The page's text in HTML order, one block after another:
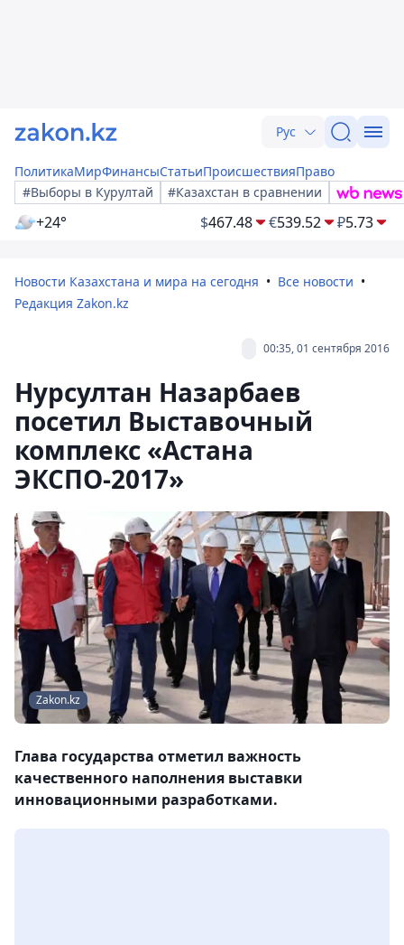
Рус
ПолитикаМирФинансыСтатьиПроисшествияПраво
#Выборы в Курултай
#Казахстан в сравнении
+24° $467.48 €539.52 ₽5.73
Новости Казахстана и мира на сегодня
Все новости
Редакция Zakon.kz
00:35, 01 сентября 2016
Нурсултан Назарбаев
посетил Выставочный
комплекс «Астана
ЭКСПО-2017»
Zakon.kz
Глава государства отметил важность
качественного наполнения выставки
инновационными разработками.